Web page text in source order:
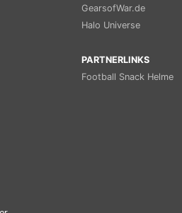
GearsofWar.de
Halo Universe
PARTNERLINKS
Football Snack Helme